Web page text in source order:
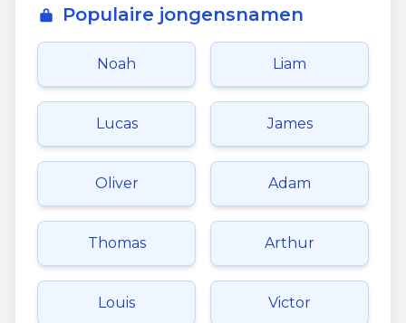
Populaire jongensnamen
Noah Liam
Lucas James
Oliver Adam
Thomas Arthur
Louis Victor